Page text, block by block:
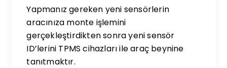
Yapmanız gereken yeni sensörlerin
aracınıza monte işlemini
gerçekleştirdikten sonra yeni sensör
ID’lerini TPMS cihazları ile araç beynine
tanıtmaktır.